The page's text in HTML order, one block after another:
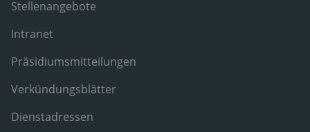
Stellenangebote
Intranet
Präsidiumsmitteilungen
Verkündungsblätter
Dienstadressen